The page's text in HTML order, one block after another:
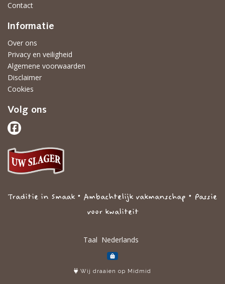
Contact
Informatie
Over ons
Privacy en veiligheid
Algemene voorwaarden
Disclaimer
Cookies
Volg ons
Traditie in Smaak • Ambachtelijk vakmanschap • Passie
voor kwaliteit
Taal
Wij draaien op Midmid